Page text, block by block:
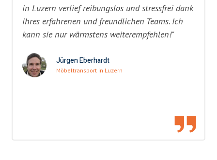
in Luzern verlief reibungslos und stressfrei dank
ihres erfahrenen und freundlichen Teams. Ich
kann sie nur wärmstens weiterempfehlen!"
Jürgen Eberhardt
Möbeltransport in Luzern